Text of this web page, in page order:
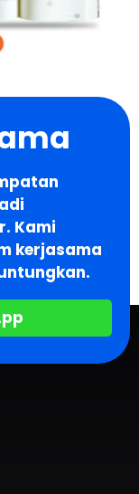
Kami
kerjasama